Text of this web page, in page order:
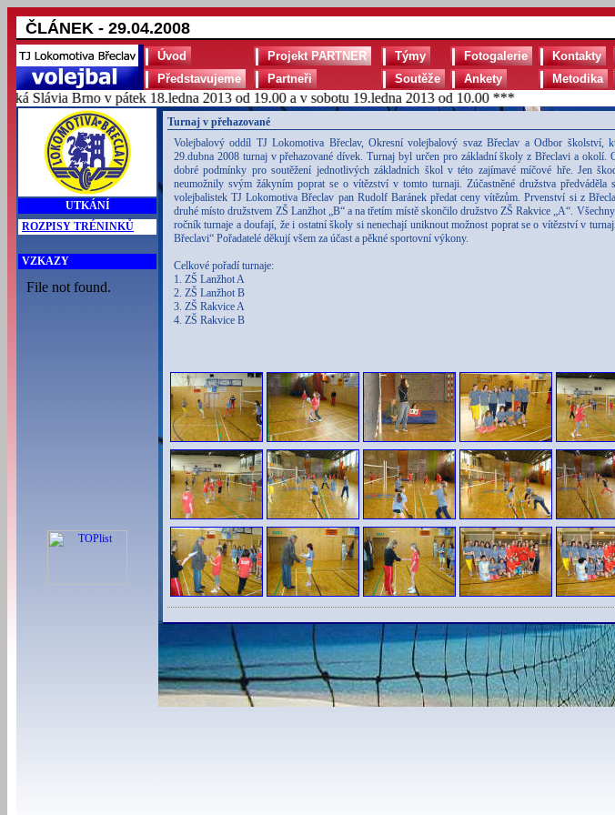
ČLÁNEK - 29.04.2008
Úvod Projekt PARTNER Týmy Fotogalerie Kontakty
Představujeme
Partneři Soutěže Ankety Metodika
Brno v pátek 18.ledna 2013 od 19.00 a v sobotu 19.ledna 2013 od 10.00 ***
UTKÁNÍ
ROZPISY TRÉNINKŮ
VZKAZY
Turnaj v přehazované
Volejbalový oddíl TJ Lokomotiva Břeclav, Okresní volejbalový svaz Břeclav a Odbor školství,
29.dubna 2008 turnaj v přehazované dívek. Turnaj byl určen pro základní školy z Břeclavi a
dobré podmínky pro soutěžení jednotlivých základních škol v této zajímavé míčové hře. Jen
neumožnily svým žákyním poprat se o vítězství v tomto turnaji. Zúčastněné družstva
volejbalistek TJ Lokomotiva Břeclav pan Rudolf Baránek předat ceny vítězům. Prvenství si z
druhé místo družstvem ZŠ Lanžhot „B“ a na třetím místě skončilo družstvo ZŠ Rakvice „A“.
ročník turnaje a doufají, že i ostatní školy si nenechají uniknout možnost poprat se o vítězství v
Břeclavi“ Pořadatelé děkují všem za účast a pěkné sportovní výkony.
Celkové pořadí turnaje:
1. ZŠ Lanžhot A
2. ZŠ Lanžhot B
3. ZŠ Rakvice A
4. ZŠ Rakvice B